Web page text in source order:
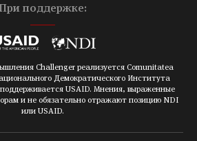
При поддержке:
Challenger реализуется Comunitatea
Демократического Института
USAID. Мнения, выраженные
и не обязательно отражают позицию NDI
или USAID.